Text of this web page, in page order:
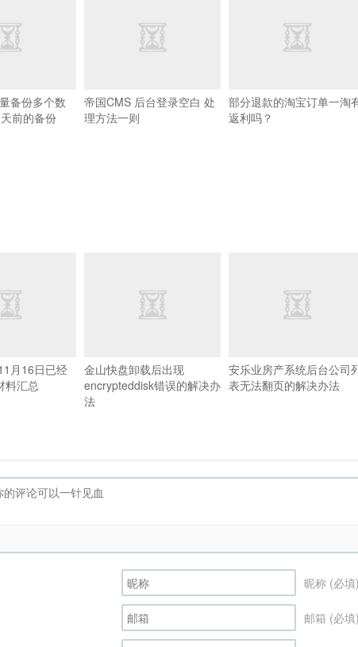
备份多个数
前的备份
帝国CMS 后台登录空白 处
理方法一则
部分退款的淘宝订单一淘
返利吗？
月16日已经
料汇总
金山快盘卸载后出现
encrypteddisk错误的解决办
法
安乐业房产系统后台公司
表无法翻页的解决办法
昵称 (必填)
邮箱 (必填)